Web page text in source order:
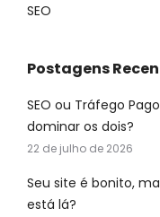
SEO
Postagens
SEO ou Tráfego
dominar os dois?
22 de julho de 2026
Seu site é bonito,
está lá?